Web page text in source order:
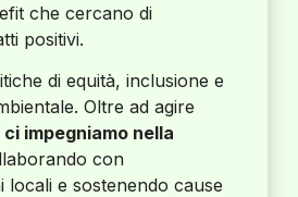
che cercano di
positivi.
di equità, inclusione e
Oltre ad agire
ci impegniamo nella
con
locali e sostenendo cause